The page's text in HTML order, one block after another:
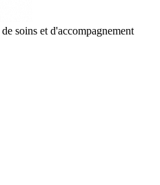
soins et d'accompagnement